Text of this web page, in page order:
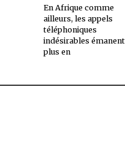
En Afrique comme
ailleurs, les appels
téléphoniques
indésirables
plus en